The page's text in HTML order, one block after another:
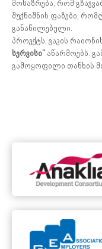
მოსაზრება, რომ
შუქნიშნის ფაზები,
განაწილებული.
​პროექტს, ვაკის
სერვისი“ აწარმოებს.
გამოყოფილი თანხის